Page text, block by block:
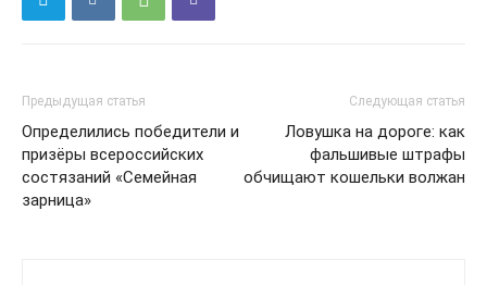
Предыдущая статья
Определились победители и
призёры всероссийских
состязаний «Семейная
зарница»
Следующая статья
Ловушка на дороге: как
фальшивые штрафы
обчищают кошельки волжан